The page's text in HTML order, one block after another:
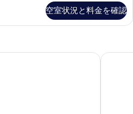
空室状況と料金を確認
ベルリン アレクサンダープラッ
H4 ホテ